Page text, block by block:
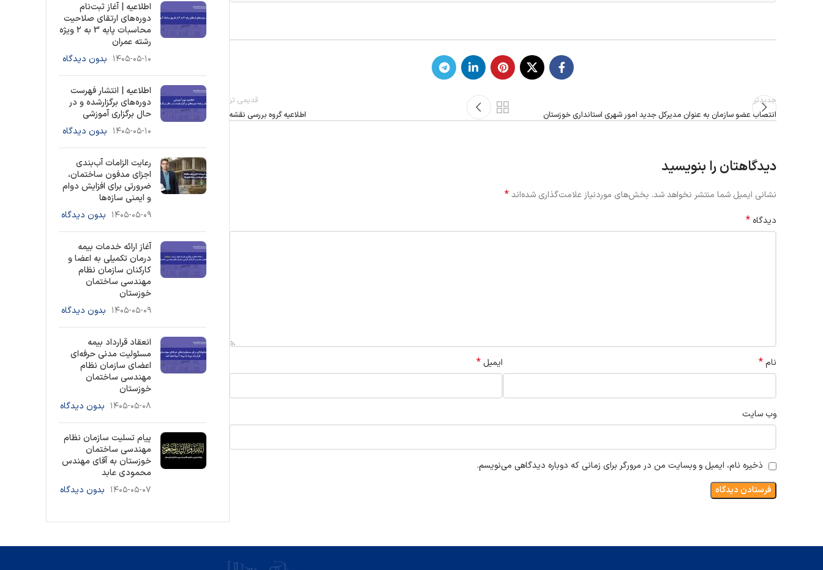
جدیدتر
انتصاب عضو سازمان به عنوان مدیرکل جدید امور شهری استانداری خوزستان
قدیمی تر
اطلاعیه گروه بررسی نقشه
دیدگاهتان را بنویسید
نشانی ایمیل شما منتشر نخواهد شد. بخش‌های موردنیاز علامت‌گذاری شده‌اند*
دیدگاه *
نام* ایمیل *
وب‌ سایت
ذخیره نام، ایمیل و وبسایت من در مرورگر برای زمانی که دوباره دیدگاهی می‌نویسم.
اطلاعیه | آغاز ثبت‌نام
دوره‌های ارتقای صلاحیت
محاسبات پایه 3 به ۲ ویژه
رشته عمران
۱۴۰۵-۰۵-۱۰ بدون دیدگاه
اطلاعیه | انتشار فهرست
دوره‌های برگزارشده و در
حال برگزاری آموزشی
۱۴۰۵-۰۵-۱۰ بدون دیدگاه
رعایت الزامات آب‌بندی
اجزای مدفون ساختمان،
ضرورتی برای افزایش دوام
و ایمنی سازه‌ها
۱۴۰۵-۰۵-۰۹ بدون دیدگاه
آغاز ارائه خدمات بیمه
درمان تکمیلی به اعضا و
کارکنان سازمان نظام
مهندسی ساختمان
خوزستان
۱۴۰۵-۰۵-۰۹ بدون دیدگاه
انعقاد قرارداد بیمه
مسئولیت مدنی حرفه‌ای
اعضای سازمان نظام
مهندسی ساختمان
خوزستان
۱۴۰۵-۰۵-۰۸ بدون دیدگاه
پیام تسلیت سازمان نظام
مهندسی ساختمان
خوزستان به آقای مهندس
محمودی عابد
۱۴۰۵-۰۵-۰۷ بدون دیدگاه